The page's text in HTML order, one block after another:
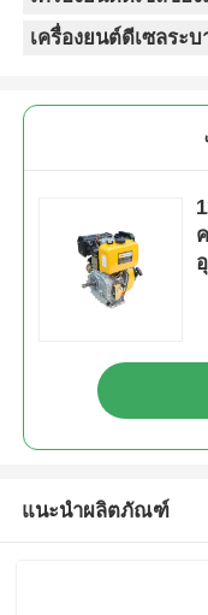
เครื่องยนต์ดีเซลระ
แนะนำผลิตภัณฑ์